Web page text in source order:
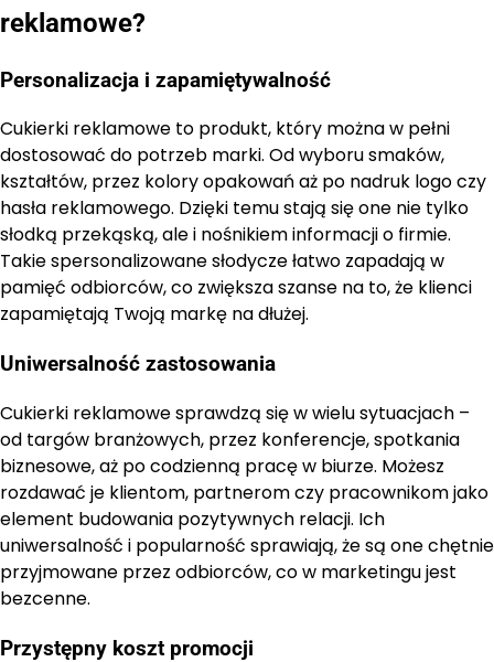
reklamowe?
Personalizacja i zapamiętywalność
Cukierki reklamowe to produkt, który można w pełni
dostosować do potrzeb marki. Od wyboru smaków,
kształtów, przez kolory opakowań aż po nadruk logo czy
hasła reklamowego. Dzięki temu stają się one nie tylko
słodką przekąską, ale i nośnikiem informacji o firmie.
Takie spersonalizowane słodycze łatwo zapadają w
pamięć odbiorców, co zwiększa szanse na to, że klienci
zapamiętają Twoją markę na dłużej.
Uniwersalność zastosowania
Cukierki reklamowe sprawdzą się w wielu sytuacjach –
od targów branżowych, przez konferencje, spotkania
biznesowe, aż po codzienną pracę w biurze. Możesz
rozdawać je klientom, partnerom czy pracownikom jako
element budowania pozytywnych relacji. Ich
uniwersalność i popularność sprawiają, że są one chętnie
przyjmowane przez odbiorców, co w marketingu jest
bezcenne.
Przystępny koszt promocji